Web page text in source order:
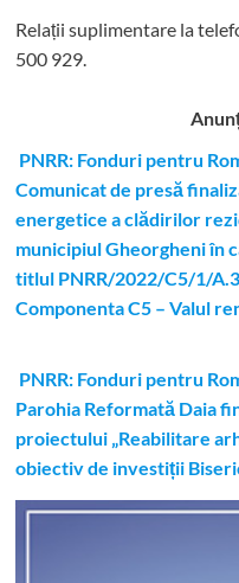
Relații suplimentare la tel
500 929.
PNRR: Fonduri pentru
Comunicat de presă
energetice a clădirilor
municipiul Gheorgheni în
titlul PNRR/2022/C5/1/
Componenta C5 – Valul
PNRR: Fonduri pentru
Parohia Reformată Daia
proiectului „Reabilitare
obiectiv de investiții